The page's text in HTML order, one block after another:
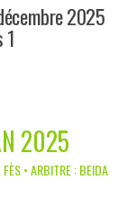
2025
2025
• ARBITRE : BEIDA